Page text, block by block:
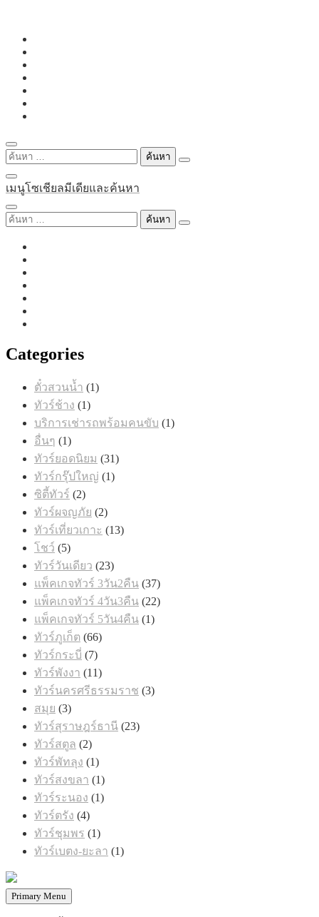
Skip
content
ค้นหา
สำหรับ:
เมนูโซเชียลมีเดียและค้นหา
ค้นหา
Categories
ตั๋วสวนน้ำ 11
ทัวร์ช้าง 11
สินค้า
บริการเช่ารถพร้อมคนขับ 11
อื่นๆ 11
สินค้า
ทัวร์ยอดนิยม 3131
ทัวร์กรุ๊ปใหญ่ 11
ซิตี้ทัวร์ 22
สินค้า
ทัวร์ผจญภัย 22
สินค้า
ทัวร์เที่ยวเกาะ 1313
โชว์ 55
สินค้า
ทัวร์วันเดียว 2323
สินค้า
แพ็คเกจทัวร์ 3วัน2คืน 3737
สินค้า
แพ็คเกจทัวร์ 4วัน3คืน 2222
แพ็คเกจทัวร์ 5วัน4คืน 11
ทัวร์ภูเก็ต 6666
ทัวร์กระบี่ 77
สินค้า
ทัวร์พังงา 1111
ทัวร์นครศรีธรรมราช 33
สมุย 33
สินค้า
ทัวร์สุราษฎร์ธานี 2323
ทัวร์สตูล 22
สินค้า
ทัวร์พัทลุง 11
สินค้า
ทัวร์สงขลา 11
สินค้า
ทัวร์ระนอง 11
ทัวร์ตรัง 44
สินค้า
ทัวร์ชุมพร 11
สินค้า
ทัวร์เบตง-ยะลา 11
Primary Menu